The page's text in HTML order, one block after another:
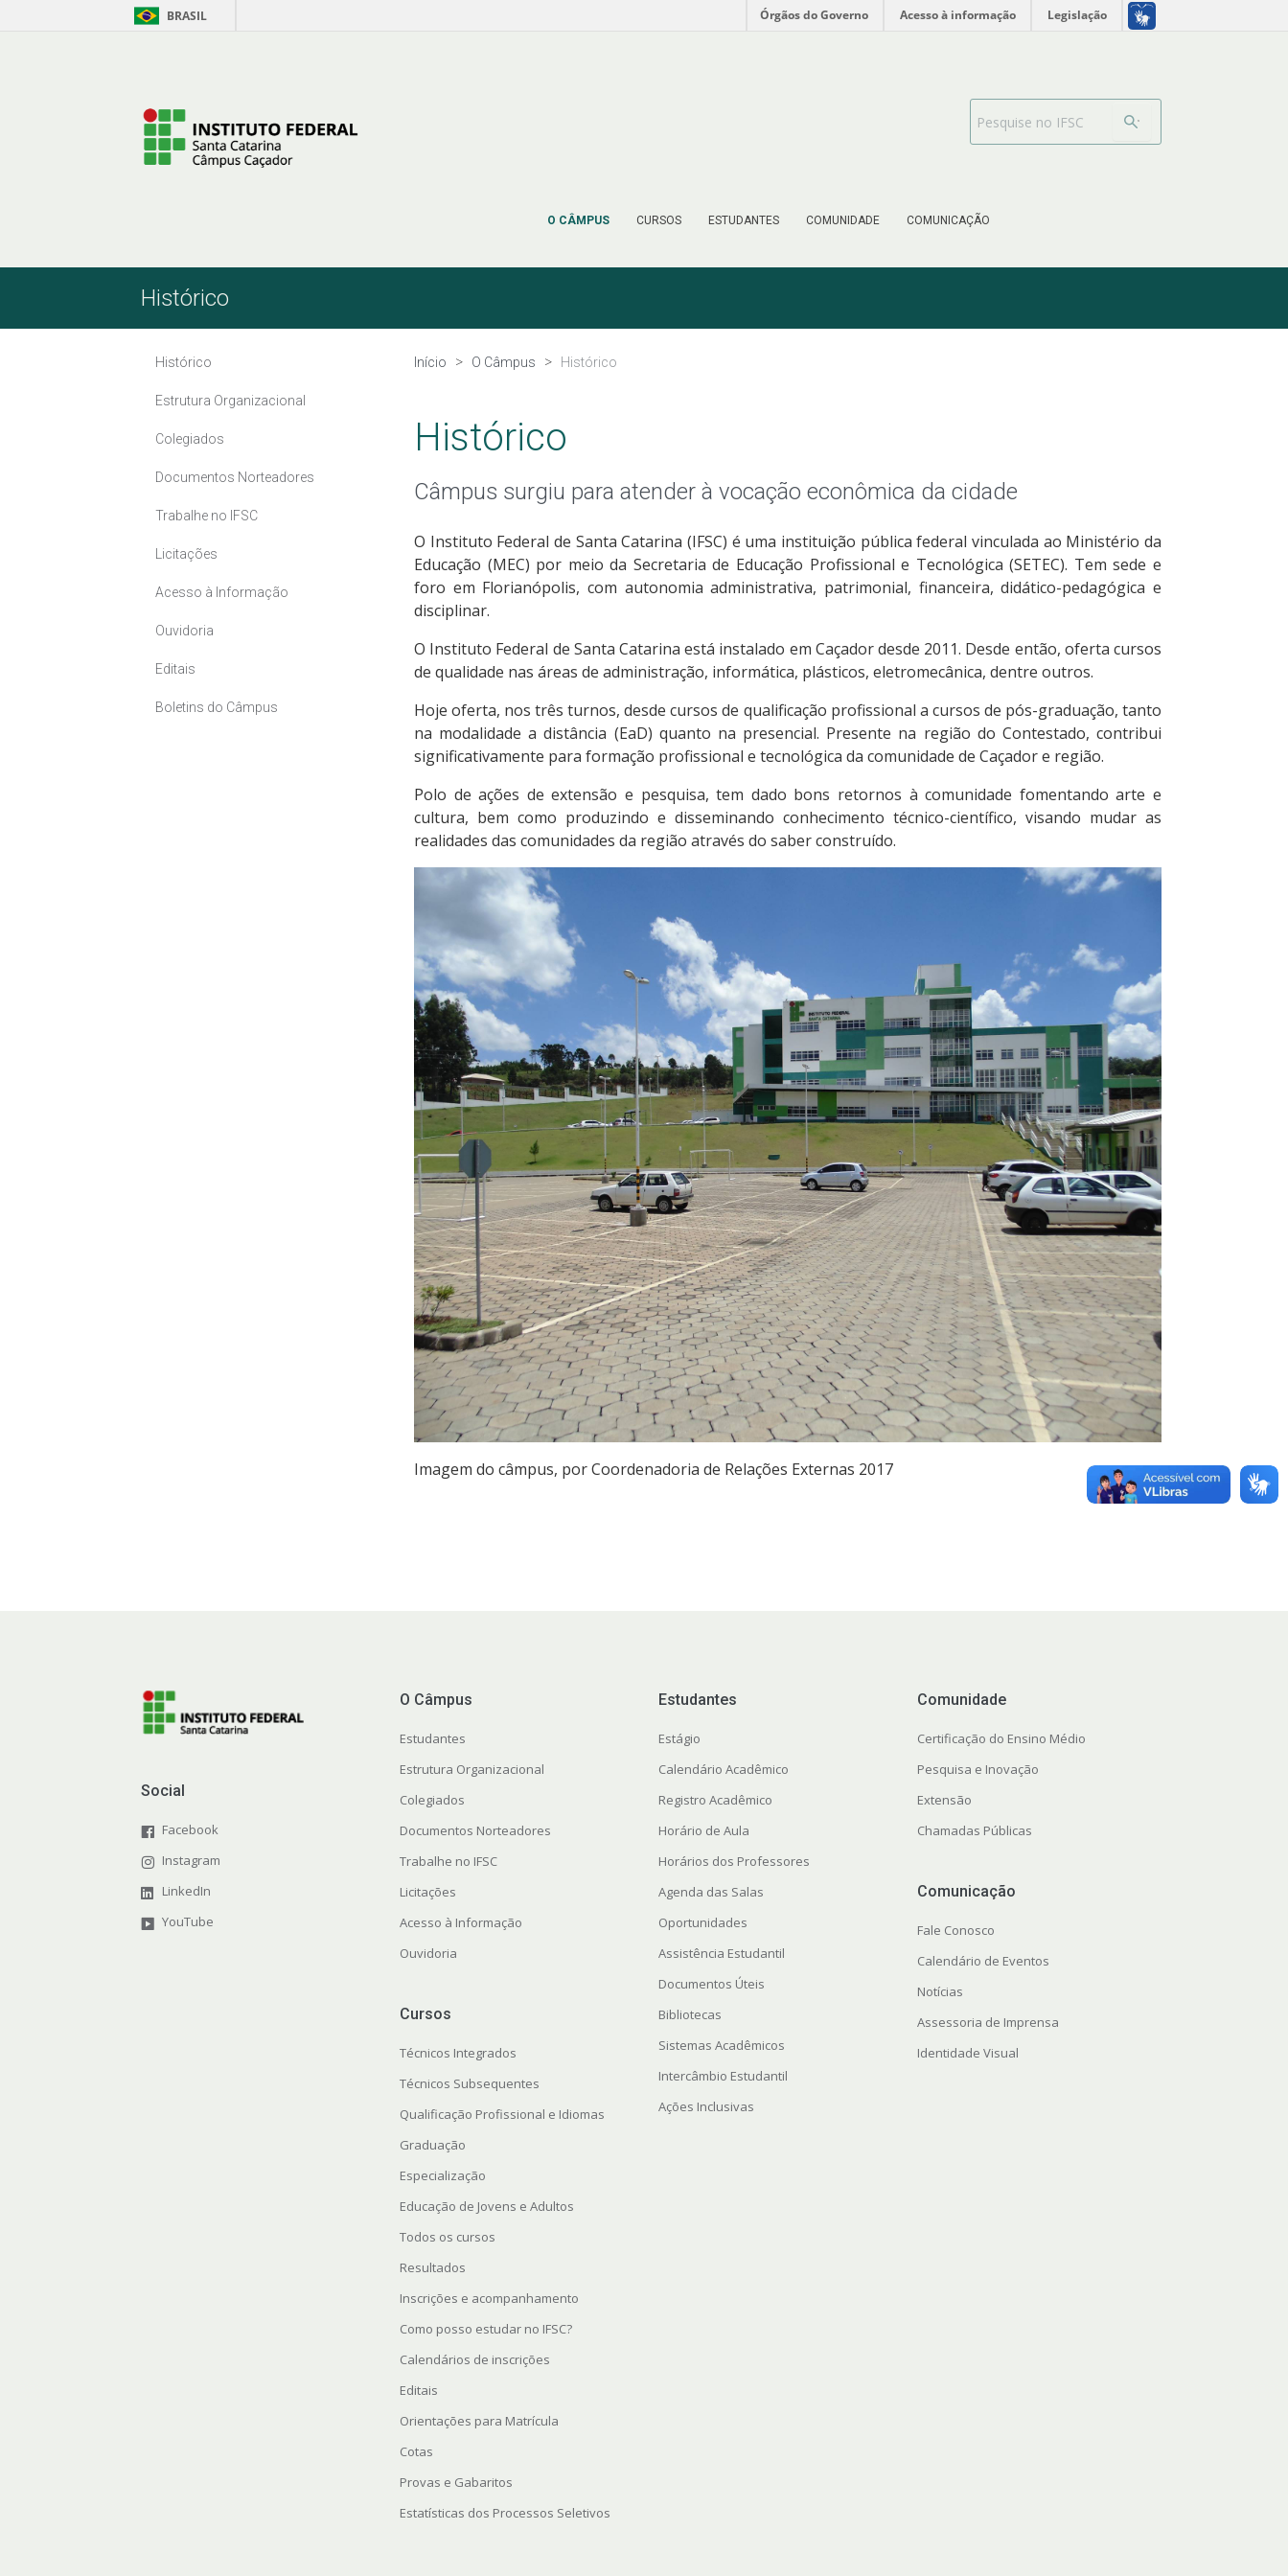
Pular para o Conteúdo BRASIL Órgãos do Governo Acesso à informação Legislação
O CÂMPUS CURSOS ESTUDANTES COMUNIDADE COMUNICAÇÃO
Barra de busca
Histórico
Histórico
Estrutura Organizacional
Colegiados
Documentos Norteadores
Trabalhe no IFSC
Licitações
Acesso à Informação
Ouvidoria
Editais
Boletins do Câmpus
Início O Câmpus Histórico
Histórico
Câmpus surgiu para atender à vocação econômica da cidade
O Instituto Federal de Santa Catarina (IFSC) é uma instituição pública federal vinculada ao Ministério da
Educação (MEC) por meio da Secretaria de Educação Profissional e Tecnológica (SETEC). Tem sede e
foro em Florianópolis, com autonomia administrativa, patrimonial, financeira, didático-pedagógica e
disciplinar.
O Instituto Federal de Santa Catarina está instalado em Caçador desde 2011. Desde então, oferta cursos
de qualidade nas áreas de administração, informática, plásticos, eletromecânica, dentre outros.
Hoje oferta, nos três turnos, desde cursos de qualificação profissional a cursos de pós-graduação, tanto
na modalidade a distância (EaD) quanto na presencial. Presente na região do Contestado, contribui
significativamente para formação profissional e tecnológica da comunidade de Caçador e região.
Polo de ações de extensão e pesquisa, tem dado bons retornos à comunidade fomentando arte e
cultura, bem como produzindo e disseminando conhecimento técnico-científico, visando mudar as
realidades das comunidades da região através do saber construído.
Imagem do câmpus, por Coordenadoria de Relações Externas 2017
Social
Facebook
Instagram
LinkedIn
YouTube
O Câmpus
Estudantes
Estrutura Organizacional
Colegiados
Documentos Norteadores
Trabalhe no IFSC
Licitações
Acesso à Informação
Ouvidoria
Cursos
Técnicos Integrados
Técnicos Subsequentes
Qualificação Profissional e Idiomas
Graduação
Especialização
Educação de Jovens e Adultos
Todos os cursos
Resultados
Inscrições e acompanhamento
Como posso estudar no IFSC?
Calendários de inscrições
Editais
Orientações para Matrícula
Cotas
Provas e Gabaritos
Estatísticas dos Processos Seletivos
Estudantes
Estágio
Calendário Acadêmico
Registro Acadêmico
Horário de Aula
Horários dos Professores
Agenda das Salas
Oportunidades
Assistência Estudantil
Documentos Úteis
Bibliotecas
Sistemas Acadêmicos
Intercâmbio Estudantil
Ações Inclusivas
Comunidade
Certificação do Ensino Médio
Pesquisa e Inovação
Extensão
Chamadas Públicas
Comunicação
Fale Conosco
Calendário de Eventos
Notícias
Assessoria de Imprensa
Identidade Visual